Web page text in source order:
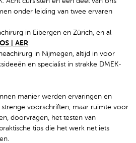
onder leiding van twee ervaren
in Eibergen en Zürich, en al
| AER
in Nijmegen, altijd in voor
en specialist in strakke DMEK-
manier werden ervaringen en
voorschriften, maar ruimte voor
doorvragen, het testen van
tips die het werk net iets